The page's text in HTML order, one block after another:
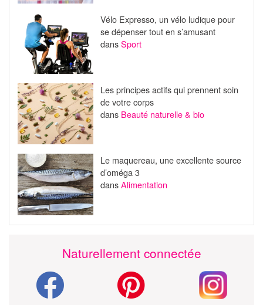
Vélo Expresso, un vélo ludique pour
se dépenser tout en s’amusant
dansSport
Les principes actifs qui prennent soin
de votre corps
dans Beauté naturelle & bio
Le maquereau, une excellente source
d’oméga 3
dansAlimentation
Naturellement connectée